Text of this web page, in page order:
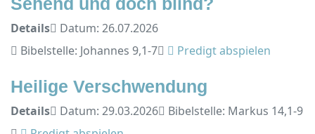
Details
Datum: 26.07.2026
Bibelstelle: Johannes 9,1-7
Predigt abspielen
Heilige Verschwendung
Details Datum: 29.03.2026
Bibelstelle: Markus 14,1-9